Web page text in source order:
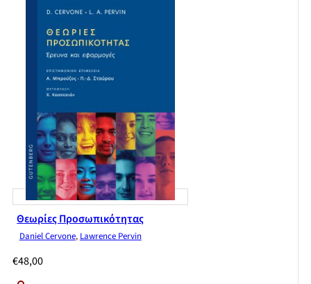
Θεωρίες Προσωπικότητας
Daniel Cervone, Lawrence Pervin
€48,00